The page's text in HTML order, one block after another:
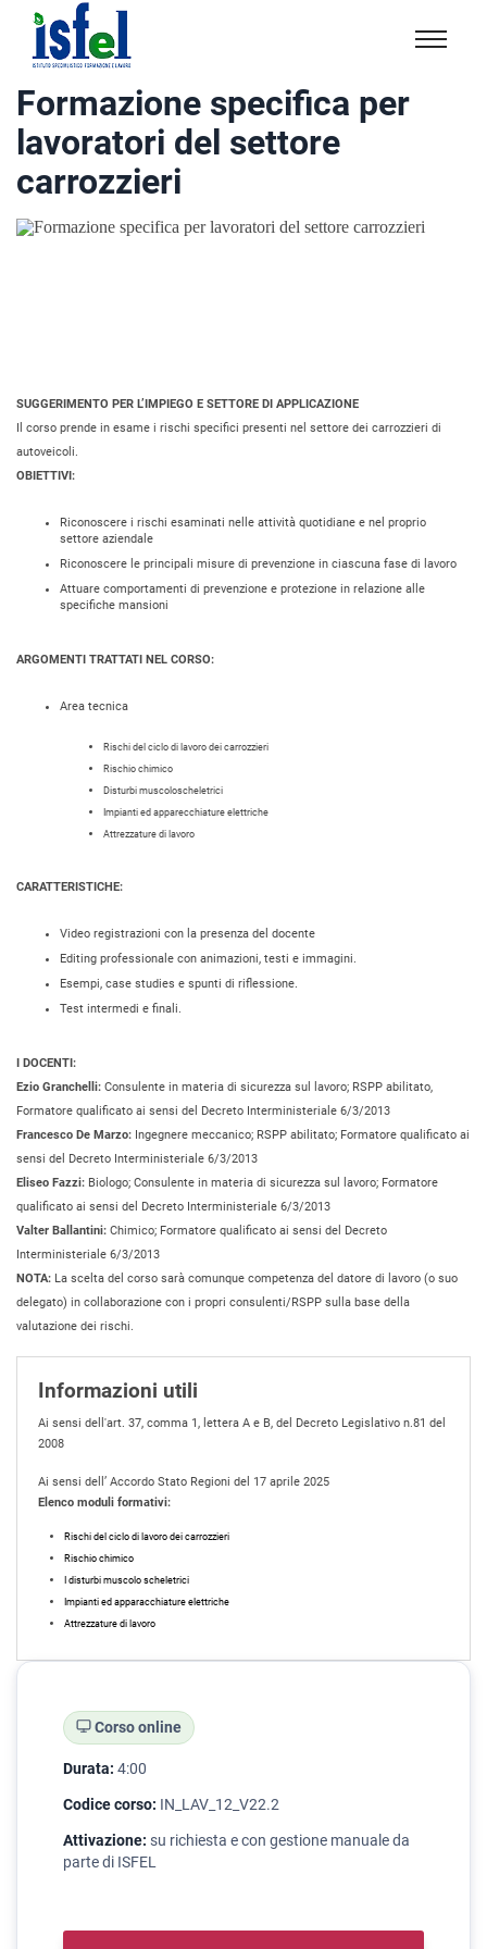
Isfel
Istituto
specialistico
formazione
e
lavoro
Formazione specifica per
lavoratori del settore
carrozzieri
SUGGERIMENTO PER L’IMPIEGO E SETTORE DI APPLICAZIONE
Il corso prende in esame i rischi specifici presenti nel settore dei carrozzieri di
autoveicoli.
OBIETTIVI:
Riconoscere i rischi esaminati nelle attività quotidiane e nel proprio
settore aziendale
Riconoscere le principali misure di prevenzione in ciascuna fase di lavoro
Attuare comportamenti di prevenzione e protezione in relazione alle
specifiche mansioni
ARGOMENTI TRATTATI NEL CORSO:
Area tecnica
Rischi del ciclo di lavoro dei carrozzieri
Rischio chimico
Disturbi muscoloscheletrici
Impianti ed apparecchiature elettriche
Attrezzature di lavoro
CARATTERISTICHE:
Video registrazioni con la presenza del docente
Editing professionale con animazioni, testi e immagini.
Esempi, case studies e spunti di riflessione.
Test intermedi e finali.
I DOCENTI:
Ezio Granchelli: Consulente in materia di sicurezza sul lavoro; RSPP abilitato,
Formatore qualificato ai sensi del Decreto Interministeriale 6/3/2013
Francesco De Marzo: Ingegnere meccanico; RSPP abilitato; Formatore qualificato ai
sensi del Decreto Interministeriale 6/3/2013
Eliseo Fazzi: Biologo; Consulente in materia di sicurezza sul lavoro; Formatore
qualificato ai sensi del Decreto Interministeriale 6/3/2013
Valter Ballantini: Chimico; Formatore qualificato ai sensi del Decreto
Interministeriale 6/3/2013
NOTA: La scelta del corso sarà comunque competenza del datore di lavoro (o suo
delegato) in collaborazione con i propri consulenti/RSPP sulla base della
valutazione dei rischi.
Informazioni utili
Ai sensi dell'art. 37, comma 1, lettera A e B, del Decreto Legislativo n.81 del
2008
Ai sensi dell’ Accordo Stato Regioni del 17 aprile 2025
Elenco moduli formativi:
Rischi del ciclo di lavoro dei carrozzieri
Rischio chimico
I disturbi muscolo scheletrici
Impianti ed apparacchiature elettriche
Attrezzature di lavoro
Corso online
Durata: 4:00
Codice corso: IN_LAV_12_V22.2
Attivazione: su richiesta e con gestione manuale da
parte di ISFEL